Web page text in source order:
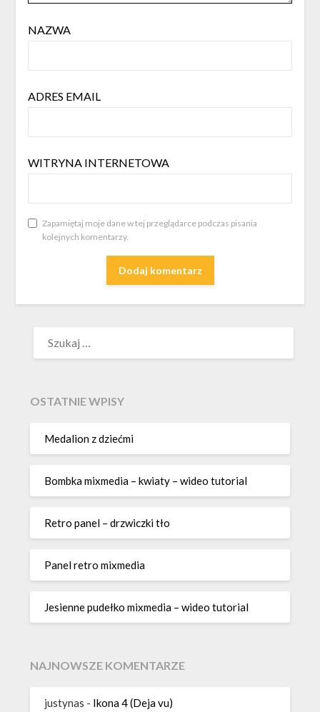
NAZWA
ADRES EMAIL
WITRYNA INTERNETOWA
Zapamiętaj moje dane w tej przeglądarce podczas pisania
kolejnych komentarzy.
OSTATNIE WPISY
Medalion z dziećmi
Bombka mixmedia – kwiaty – wideo tutorial
Retro panel – drzwiczki tło
Panel retro mixmedia
Jesienne pudełko mixmedia – wideo tutorial
NAJNOWSZE KOMENTARZE
justynas - Ikona 4 (Deja vu)